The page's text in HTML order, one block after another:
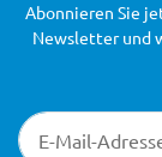
Newsletter-
Abonnieren Sie
Newsletter und